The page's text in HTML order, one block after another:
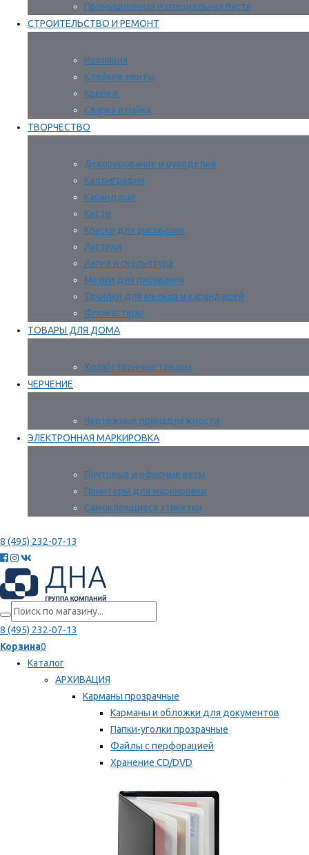
Промышленная и специальная паста
СТРОИТЕЛЬСТВО И РЕМОНТ
Изоляция
Клейкие ленты
Крепеж
Сварка и пайка
ТВОРЧЕСТВО
Декорирование и рукоделие
Каллиграфия
Карандаши
Кисти
Краски для рисования
Ластики
Лепка и скульптура
Мелки для рисования
Точилки для мелков и карандашей
Фломастеры
ТОВАРЫ ДЛЯ ДОМА
Хозяйственные товары
ЧЕРЧЕНИЕ
Чертежные принадлежности
ЭЛЕКТРОННАЯ МАРКИРОВКА
Почтовые и офисные весы
Принтеры для маркировки
Самоклеящиеся этикетки
8 (495) 232-07-13
8 (495) 232-07-13
Корзина0
Каталог
АРХИВАЦИЯ
Карманы прозрачные
Карманы и обложки для документов
Папки-уголки прозрачные
Файлы с перфорацией
Хранение CD/DVD
Мы рекомендуем